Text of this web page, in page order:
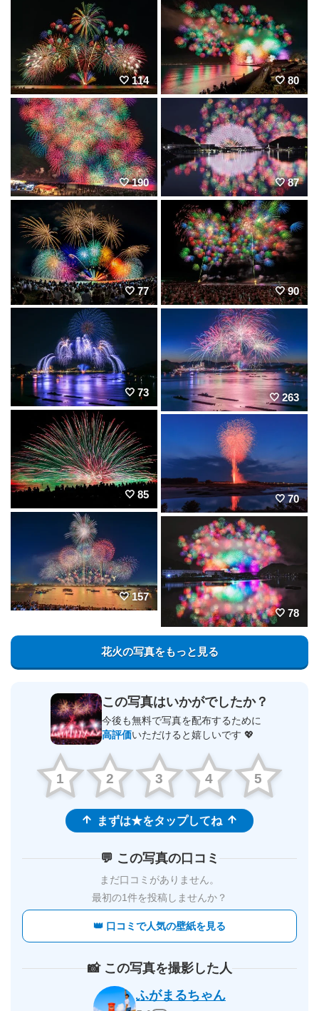
114 80
190 87
77 90
73 263
85 70
157
78
花火の写真をもっと見る
この写真はいかがでしたか？
今後も無料で写真を配布するために
高評価いただけると嬉しいです 💖
1 2 3 4 5
まずは★をタップしてね
💬 この写真の口コミ
まだ口コミがありません。
最初の1件を投稿しませんか？
👑 口コミで人気の壁紙を見る
📸 この写真を撮影した人
ふがまるちゃん